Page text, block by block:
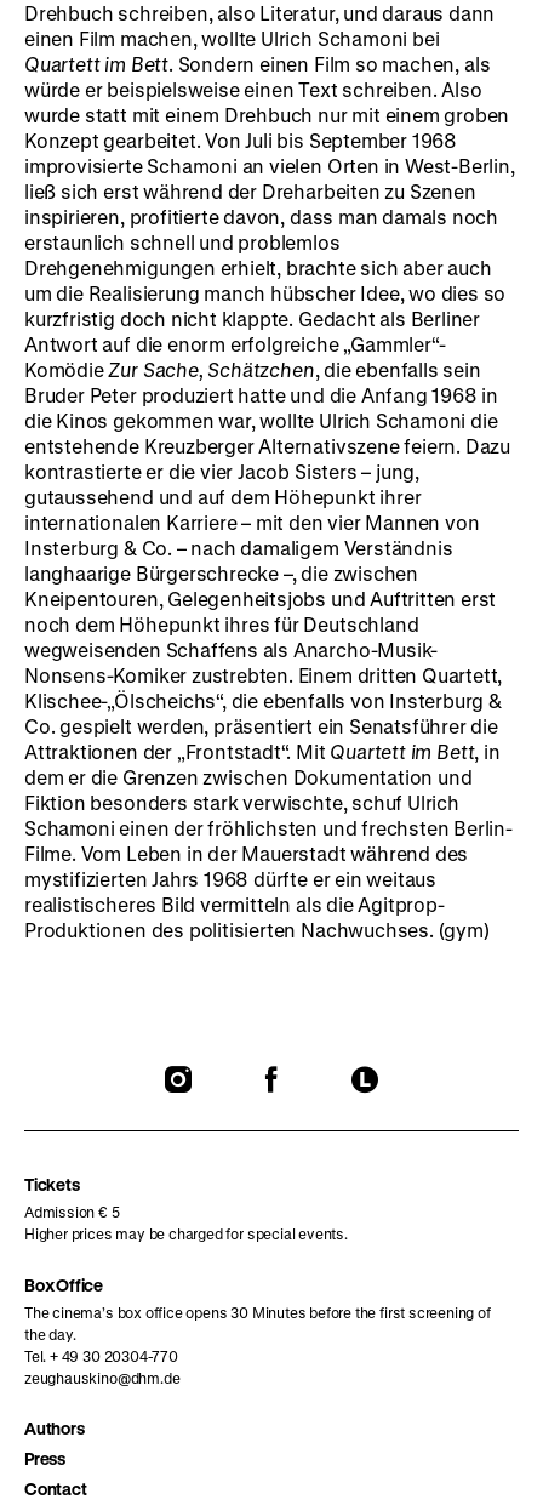
Drehbuch schreiben, also Literatur, und daraus dann
einen Film machen, wollte Ulrich Schamoni bei
Quartett im Bett. Sondern einen Film so machen, als
würde er beispielsweise einen Text schreiben. Also
wurde statt mit einem Drehbuch nur mit einem groben
Konzept gearbeitet. Von Juli bis September 1968
improvisierte Schamoni an vielen Orten in West-Berlin,
ließ sich erst während der Dreharbeiten zu Szenen
inspirieren, profitierte davon, dass man damals noch
erstaunlich schnell und problemlos
Drehgenehmigungen erhielt, brachte sich aber auch
um die Realisierung manch hübscher Idee, wo dies so
kurzfristig doch nicht klappte. Gedacht als Berliner
Antwort auf die enorm erfolgreiche „Gammler“-
KomödieZur Sache, Schätzchen, die ebenfalls sein
Bruder Peter produziert hatte und die Anfang 1968 in
die Kinos gekommen war, wollte Ulrich Schamoni die
entstehende Kreuzberger Alternativszene feiern. Dazu
kontrastierte er die vier Jacob Sisters – jung,
gutaussehend und auf dem Höhepunkt ihrer
internationalen Karriere – mit den vier Mannen von
Insterburg & Co. – nach damaligem Verständnis
langhaarige Bürgerschrecke –, die zwischen
Kneipentouren, Gelegenheitsjobs und Auftritten erst
noch dem Höhepunkt ihres für Deutschland
wegweisenden Schaffens als Anarcho-Musik-
Nonsens-Komiker zustrebten. Einem dritten Quartett,
Klischee-„Ölscheichs“, die ebenfalls von Insterburg &
Co. gespielt werden, präsentiert ein Senatsführer die
Attraktionen der „Frontstadt“. Mit Quartett im Bett, in
dem er die Grenzen zwischen Dokumentation und
Fiktion besonders stark verwischte, schuf Ulrich
Schamoni einen der fröhlichsten und frechsten Berlin-
Filme. Vom Leben in der Mauerstadt während des
mystifizierten Jahrs 1968 dürfte er ein weitaus
realistischeres Bild vermitteln als die Agitprop-
Produktionen des politisierten Nachwuchses. (gym)
To
To
To
Tickets
Admission € 5
Higher prices may be charged for special events.
Box Office
The cinema’s box office opens 30 Minutes before the first screening of
the day.
Tel. + 49 30 20304-770
zeughauskino@dhm.de
Authors
Press
Contact